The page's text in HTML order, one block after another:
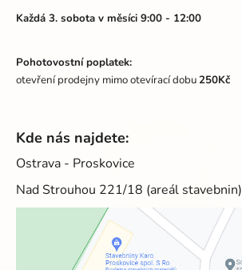
Každá 3. sobota v měsíci 9:00 - 12:00
Pohotovostní poplatek:
otevření prodejny mimo otevírací dobu250Kč
Kde nás najdete:
Ostrava - Proskovice
Nad Strouhou 221/18 (areál stavebnin)